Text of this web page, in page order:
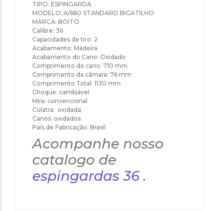
TIPO: ESPINGARDA
MODELO: A/680 STANDARD BIGATILHO
MARCA: BOITO
Calibre: 36
Capacidades de tiro: 2
Acabamento: Madeira
Acabamento do Cano: Oxidado
Comprimento do cano: 710 mm
Comprimento da câmara: 76 mm
Comprimento Total: 1130 mm
Choque: cambiável
Mira: convencional
Culatra: oxidada
Canos: oxidados
País de Fabricação: Brasil
Acompanhe nosso
catalogo de
espingardas 36 .